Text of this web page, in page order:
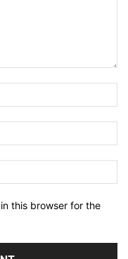
this browser for the